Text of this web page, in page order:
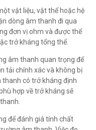
vật liệu, vật thể hoặc hệ
dòng âm thanh đi qua
đơn vị ohm và được thể
trở kháng tổng thể.
âm thanh quan trọng để
tải chính xác và không bị
thanh có trở kháng định
hợp về trở kháng sẽ
để đánh giá tính chất